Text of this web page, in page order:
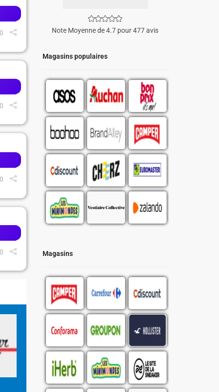
Note Moyenne de 4.7 pour 477 avis
Magasins populaires
Magasins